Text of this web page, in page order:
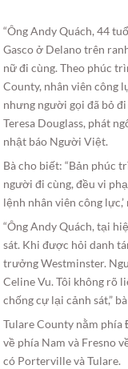
“Ông Andy Quách, 44
Gasco ở Delano trên
nữ đi cùng. Theo phúc
County, nhân viên công
nhưng người gọi đã bỏ
Teresa Douglass, phát
nhật báo Người Việt.
Bà cho biết: “Bản phúc
người đi cùng, đều vi
lệnh nhân viên công
“Ông Andy Quách, tại
sát. Khi được hỏi danh
trưởng Westminster.
Celine Vu. Tôi không rõ
chống cự lại cảnh sát,”
Tulare County nằm phía
về phía Nam và Fresno
có Porterville và Tulare.